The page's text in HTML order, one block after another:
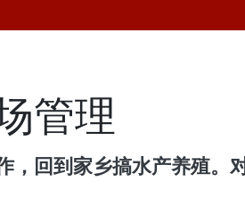
管理
回到家乡搞水产养殖。